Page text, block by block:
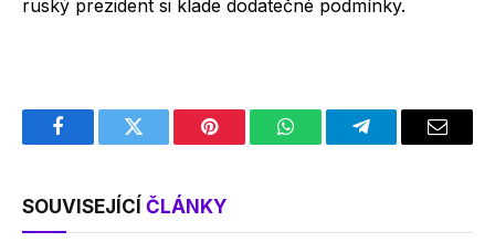
ruský prezident si klade dodatečné podmínky.
FacebookTwitter Pinterest WhatsAppTelegramEmail
SOUVISEJÍCÍ ČLÁNKY